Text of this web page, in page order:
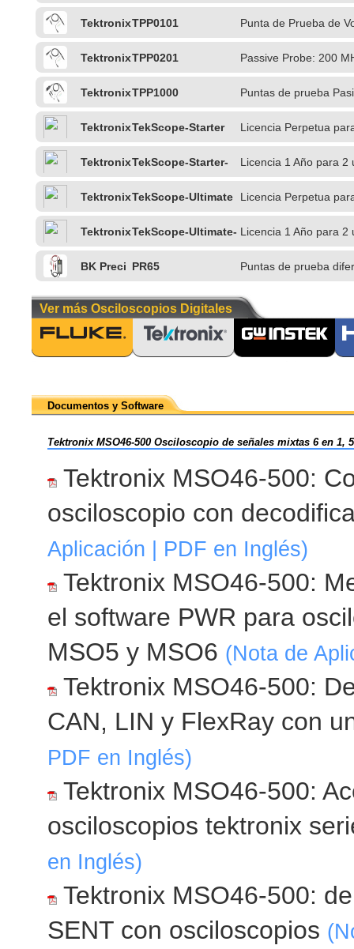
TektronixTPP0101 Punta de Prueba de
TektronixTPP0201 Passive Probe: 200
TektronixTPP1000 Puntas de prueba
TektronixTekScope-Starter Licencia Perpetua
TektronixTekScope-Starter-
Licencia 1 Año para 2
TektronixTekScope-Ultimate Licencia Perpetua
TektronixTekScope-Ultimate- Licencia 1 Año para 2
BK Preci PR65 Puntas de prueba
Ver más Osciloscopios Digitales
Documentos y Software
Tektronix MSO46-500 Osciloscopio de señales mixtas 6 en 1,
Tektronix MSO46-500:
osciloscopio con
Aplicación | PDF en Inglés)
Tektronix MSO46-500:
el software PWR para
MSO5 y MSO6 (Nota de
Tektronix MSO46-500:
CAN, LIN y FlexRay con
PDF en Inglés)
Tektronix MSO46-500:
osciloscopios tektronix
en Inglés)
Tektronix MSO46-500:
SENT con osciloscopios